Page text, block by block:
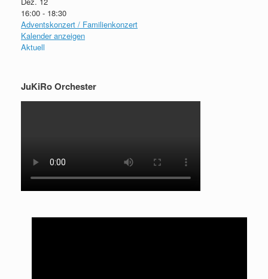
16:00 - 18:30
Adventskonzert / Familienkonzert
Kalender anzeigen
Aktuell
JuKiRo Orchester